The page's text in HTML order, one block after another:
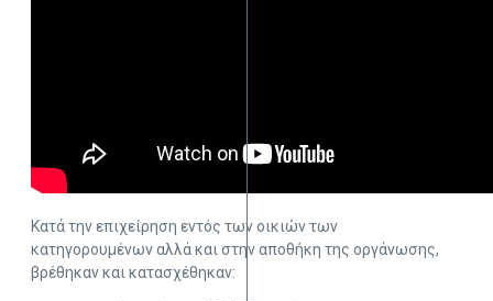
Κατά την επιχείρηση εντός των οικιών των
κατηγορουμένων αλλά και στην αποθήκη της οργάνωσης,
βρέθηκαν και κατασχέθηκαν: